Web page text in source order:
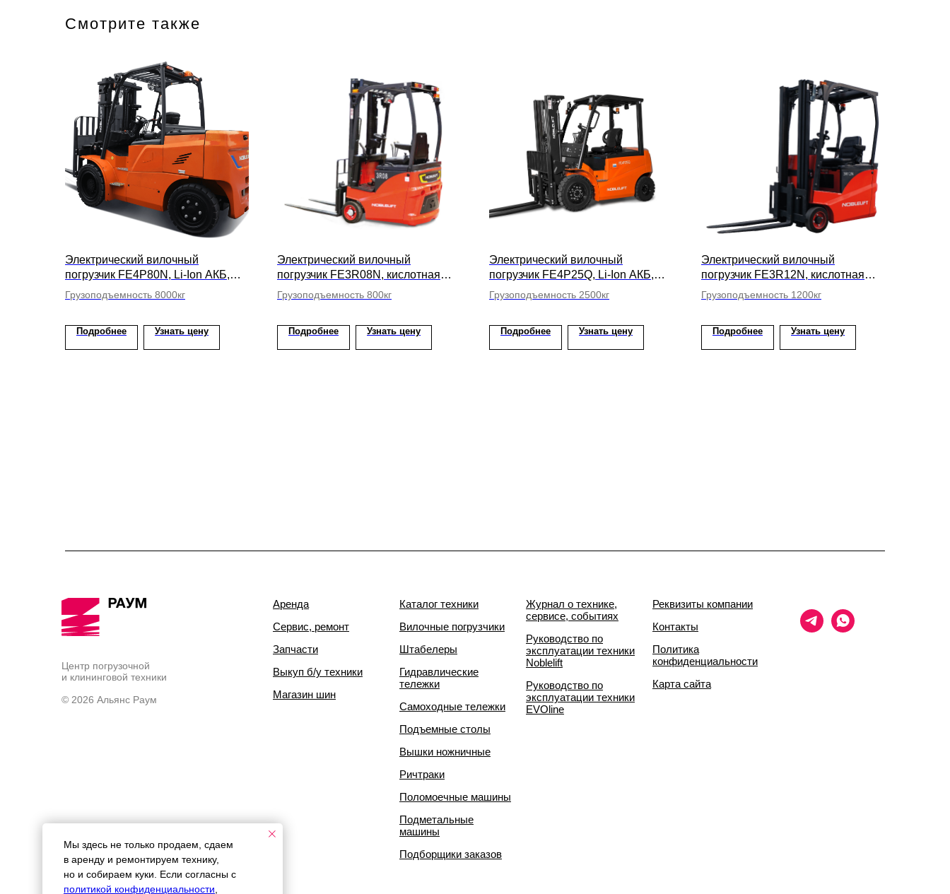
Смотрите также
Электрический вилочный
погрузчик FE4P80N, Li-Ion АКБ,
высота подъема вил 4500мм
Грузоподъемность 8000кг
Подробнее Узнать цену
Электрический вилочный
погрузчик FE3R08N, кислотная
АКБ, высота подъема вил 4350мм
Грузоподъемность 800кг
Подробнее Узнать цену
Электрический вилочный
погрузчик FE4P25Q, Li-Ion АКБ,
высота подъема вил 4350мм
Грузоподъемность 2500кг
Подробнее Узнать цену
Электрический вилочный
погрузчик FE3R12N, кислотная
АКБ, высота подъема вил 3000мм
Грузоподъемность 1200кг
Подробнее Узнать цену
Центр погрузочной
и клининговой техники
© 2026 Альянс Раум
Аренда
Сервис, ремонт
Запчасти
Выкуп б/у техники
Магазин шин
Каталог техники
Вилочные погрузчики
Штабелеры
Гидравлические
тележки
Самоходные тележки
Подъемные столы
Вышки ножничные
Ричтраки
Поломоечные машины
Подметальные
машины
Подборщики заказов
Журнал о технике,
сервисе, событиях
Руководство по
эксплуатации техники
Noblelift
Руководство по
эксплуатации техники
EVOline
Реквизиты компании
Контакты
Политика
конфиденциальности
Карта сайта
Мы здесь не только продаем, сдаем
в аренду и ремонтируем технику,
но и собираем куки. Если согласны с
политикой конфиденциальности,